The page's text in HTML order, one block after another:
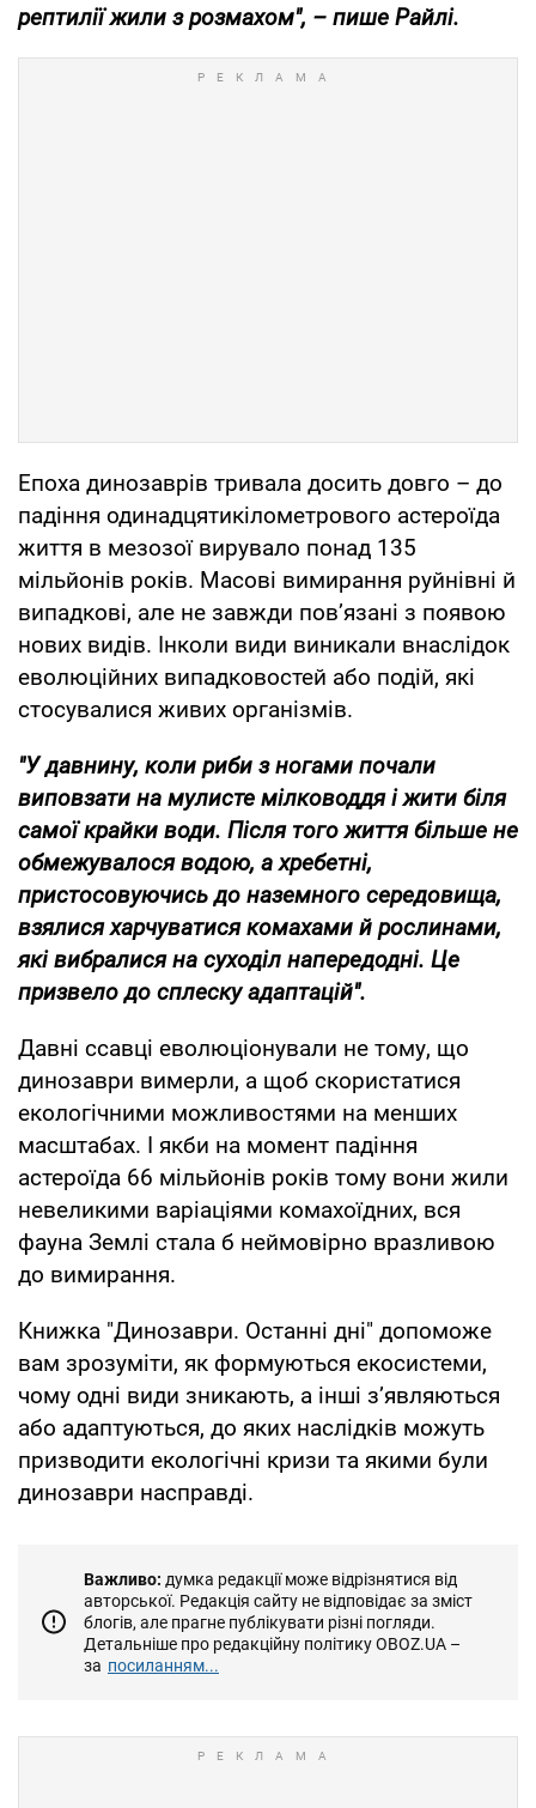
рептилії жили з розмахом", – пише Райлі.
Епоха динозаврів тривала досить довго – до
падіння одинадцятикілометрового астероїда
життя в мезозої вирувало понад 135
мільйонів років. Масові вимирання руйнівні й
випадкові, але не завжди пов’язані з появою
нових видів. Інколи види виникали внаслідок
еволюційних випадковостей або подій, які
стосувалися живих організмів.
"У давнину, коли риби з ногами почали
виповзати на мулисте мілководдя і жити біля
самої крайки води. Після того життя більше не
обмежувалося водою, а хребетні,
пристосовуючись до наземного середовища,
взялися харчуватися комахами й рослинами,
які вибралися на суходіл напередодні. Це
призвело до сплеску адаптацій".
Давні ссавці еволюціонували не тому, що
динозаври вимерли, а щоб скористатися
екологічними можливостями на менших
масштабах. І якби на момент падіння
астероїда 66 мільйонів років тому вони жили
невеликими варіаціями комахоїдних, вся
фауна Землі стала б неймовірно вразливою
до вимирання.
Книжка "Динозаври. Останні дні" допоможе
вам зрозуміти, як формуються екосистеми,
чому одні види зникають, а інші з’являються
або адаптуються, до яких наслідків можуть
призводити екологічні кризи та якими були
динозаври насправді.
Важливо: думка редакції може відрізнятися від
авторської. Редакція сайту не відповідає за зміст
блогів, але прагне публікувати різні погляди.
Детальніше про редакційну політику OBOZ.UA –
за посиланням...